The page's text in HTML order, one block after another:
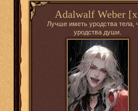
Adalwalf Weber
Лучше иметь уродства тела,
уродства души.